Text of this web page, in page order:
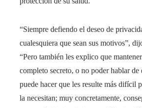
“Siempre defiendo el deseo de
cualesquiera que sean sus motivos”,
“Pero también les explico que
completo secreto, o no poder hablar de
puede hacer que les resulte más difícil
la necesitan; muy concretamente,